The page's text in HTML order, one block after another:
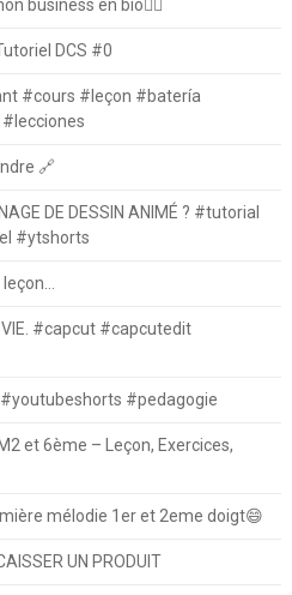
business en bio⛓️‍💥
DCS #0
#cours #leçon #batería
🔗
DE DESSIN ANIMÉ ? #tutorial
#ytshorts
leçon…
VIE. #capcut #capcutedit
#pedagogie
et 6ème – Leçon, Exercices,
mélodie 1er et 2eme doigt😄
UN PRODUIT